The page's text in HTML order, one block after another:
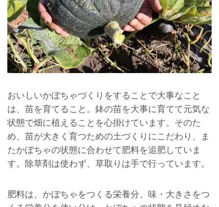
おいしいかぼちゃづくりをすることで大事なこと
は、苗を育てること。鉢の苗を大事に育てて元気な
状態で畑に植えることを心掛けています。そのた
め、苗が大きく育つための土づくりにこだわり、ま
たかぼちゃの状態に合わせて肥料を追肥していま
す。除草剤は使わず、草取りは手で行っています。
肥料は、かぼちゃをつくる栄養分、味・大きさをつ